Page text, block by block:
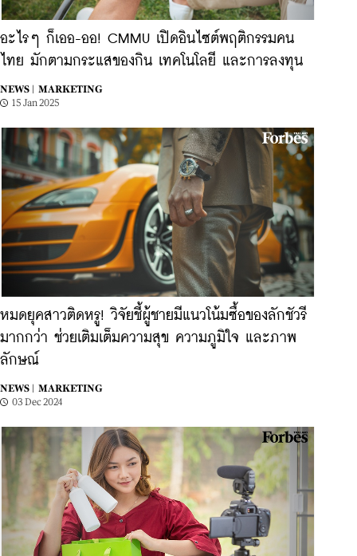
อะไรๆ ก็เออ-ออ! CMMU เปิดอินไซต์พฤติกรรมคน
ไทย มักตามกระแสของกิน เทคโนโลยี และการลงทุน
NEWS |
MARKETING
15 Jan 2025
หมดยุคสาวติดหรู! วิจัยชี้ผู้ชายมีแนวโน้มซื้อของลักชัวรี
มากกว่า ช่วยเติมเต็มความสุข ความภูมิใจ และภาพ
ลักษณ์
NEWS |
MARKETING
03 Dec 2024